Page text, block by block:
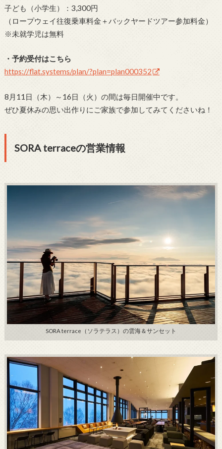
子ども（小学生）：3,300円
（ロープウェイ往復乗車料金＋バックヤードツアー参加料金）
※未就学児は無料
・予約受付はこちら
https://flat.systems/plan/?plan=plan000352
8月11日（木）～16日（火）の間は毎日開催中です。
ぜひ夏休みの思い出作りにご家族で参加してみてくださいね！
SORA terraceの営業情報
SORA terrace（ソラテラス）の雲海＆サンセット